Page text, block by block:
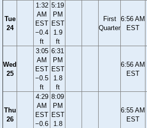
Tue
24
1:32
AM
EST
−0.4
ft
5:19
PM
EST
1.9
ft
First
Quarter
6:56 AM
EST
Wed
25
3:05
AM
EST
−0.5
ft
6:31
PM
EST
1.8
ft
6:56 AM
EST
Thu
26
4:29
AM
EST
−0.6
8:09
PM
EST
1.8
6:55 AM
EST